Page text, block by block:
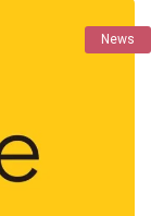
News